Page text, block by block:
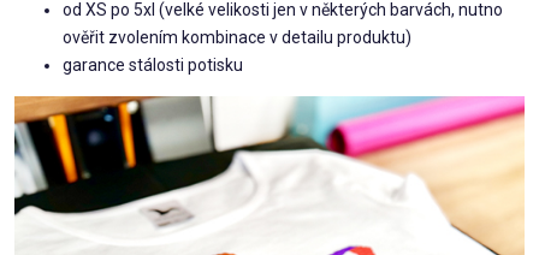
od XS po 5xl (velké velikosti jen v některých barvách, nutno
ověřit zvolením kombinace v detailu produktu)
garance stálosti potisku